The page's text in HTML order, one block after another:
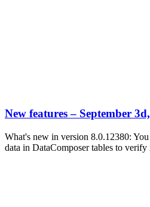
New features – September
What's new in version 8.0.12380:
data in DataComposer tables to